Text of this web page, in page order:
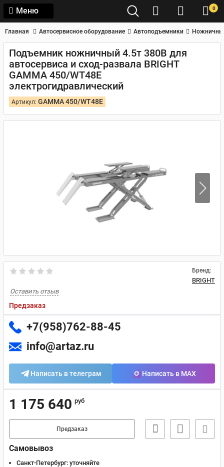
Меню 0
Главная Автосервисное оборудование Автоподъемники
Подъемник ножничный 4.5т 380В для
автосервиса и сход-развала BRIGHT
GAMMA 450/WT48E
электрогидравлический
Артикул: GAMMA 450/WT48E
Бренд:
BRIGHT
Оставить отзыв
Предзаказ
+7(958)762-88-45
info@artaz.ru
Написать в телеграм Написать в MAX
1 175 640 руб
Предзаказ
Самовывоз
Санкт-Петербург: уточняйте